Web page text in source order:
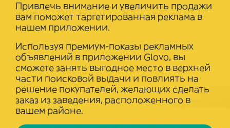
Привлечь внимание и увеличить продажи
вам поможет таргетированная реклама в
нашем приложении.
Используя премиум-показы рекламных
объявлений в приложении Glovo, вы
сможете занять выгодное место в верхней
части поисковой выдачи и повлиять на
решение покупателей, желающих сделать
заказ из заведения, расположенного в
вашем районе.